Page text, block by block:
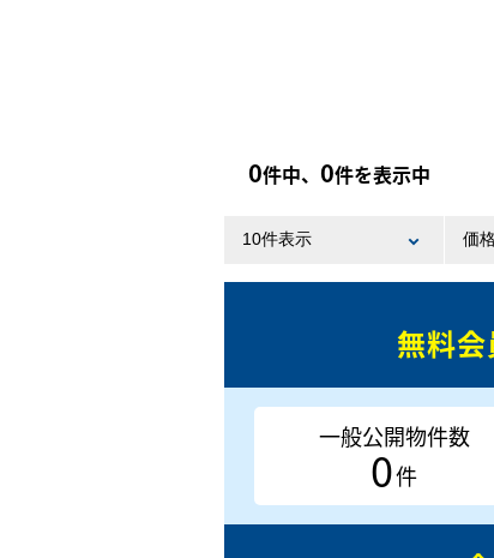
0件中、 0件を表示中
無料
一般公開物件数
0件